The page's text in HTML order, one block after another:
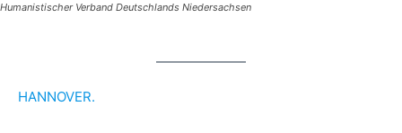
Humanistischer Verband Deutschlands Niedersachsen
HANNOVER.